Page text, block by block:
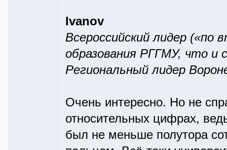
Ivanov
Всероссийский лидер («по
образования РГГМУ, что и
Региональный лидер
Очень интересно. Но не
относительных цифрах,
был не меньше полутора